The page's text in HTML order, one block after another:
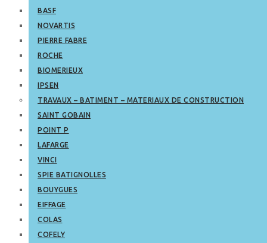
BASF
NOVARTIS
PIERRE FABRE
ROCHE
BIOMERIEUX
IPSEN
TRAVAUX – BATIMENT – MATERIAUX DE CONSTRUCTION
SAINT GOBAIN
POINT P
LAFARGE
VINCI
SPIE BATIGNOLLES
BOUYGUES
EIFFAGE
COLAS
COFELY